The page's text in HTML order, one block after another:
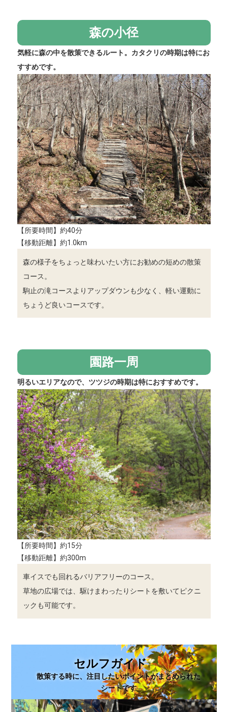
森の小径
気軽に森の中を散策できるルート。カタクリの時期は特にお
すすめです。
【所要時間】約40分
【移動距離】約1.0km
森の様子をちょっと味わいたい方にお勧めの短めの散策
コース。
駒止の滝コースよりアップダウンも少なく、軽い運動に
ちょうど良いコースです。
園路一周
明るいエリアなので、ツツジの時期は特におすすめです。
【所要時間】約15分
【移動距離】約300m
車イスでも回れるバリアフリーのコース。
草地の広場では、駆けまわったりシートを敷いてピクニ
ックも可能です。
セルフガイド
散策する時に、注目したいポイントがまとめられた
シートです